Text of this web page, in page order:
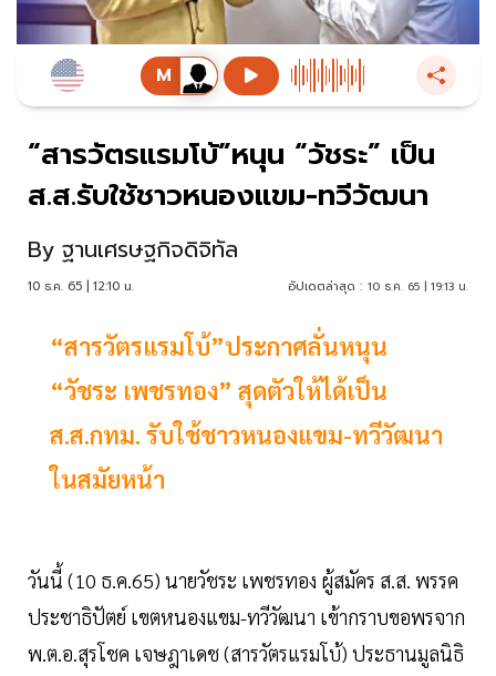
“สารวัตรแรมโบ้”หนุน “วัชระ” เป็น
ส.ส.รับใช้ชาวหนองแขม-ทวีวัฒนา
By ฐานเศรษฐกิจดิจิทัล
10 ธ.ค. 65 | 12:10 น. อัปเดตล่าสุด : 10 ธ.ค. 65 | 19:13 น.
“สารวัตรแรมโบ้”ประกาศลั่นหนุน
“วัชระ เพชรทอง” สุดตัวให้ได้เป็น
ส.ส.กทม. รับใช้ชาวหนองแขม-ทวีวัฒนา
ในสมัยหน้า
วันนี้ (10 ธ.ค.65) นายวัชระ เพชรทอง ผู้สมัคร ส.ส. พรรค
ประชาธิปัตย์ เขตหนองแขม-ทวีวัฒนา เข้ากราบขอพรจาก
พ.ต.อ.สุรโชค เจษฎาเดช (สารวัตรแรมโบ้) ประธานมูลนิธิ